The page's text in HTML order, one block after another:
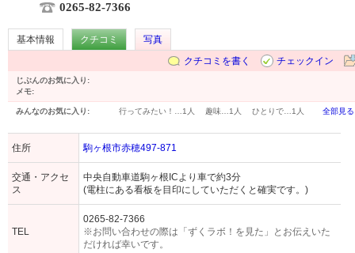
0265-82-7366
基本情報 クチコミ
写真
クチコミを書く
チェックイン
じぶんのお気に入り:
メモ:
みんなのお気に入り: 行ってみたい！… 1人 趣味… 1人 ひとりで… 1人 全部見る
住所 駒ヶ根市赤穂497-871
交通・アクセ
ス
中央自動車道駒ヶ根ICより車で約3分
(電柱にある看板を目印にしていただくと確実です。)
TEL
0265-82-7366
※お問い合わせの際は「ずくラボ！を見た」とお伝えいた
だければ幸いです。